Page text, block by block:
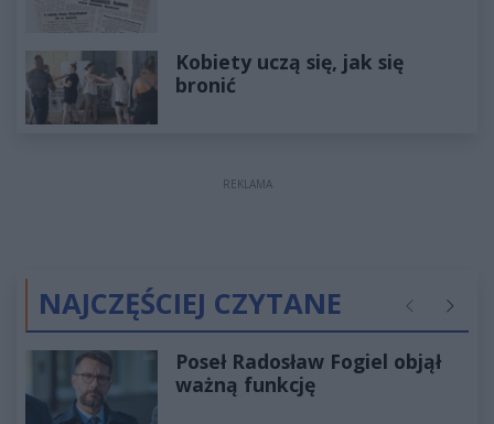
Kobiety uczą się, jak się
bronić
REKLAMA
NAJCZĘŚCIEJ CZYTANE Poprzednie
Poseł Radosław Fogiel objął
ważną funkcję